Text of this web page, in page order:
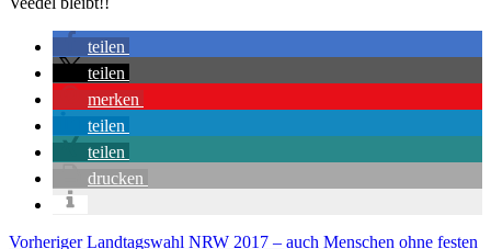
teilen
teilen
merken
teilen
teilen
drucken
VorherigerLandtagswahl NRW 2017 – auch Menschen ohne festen